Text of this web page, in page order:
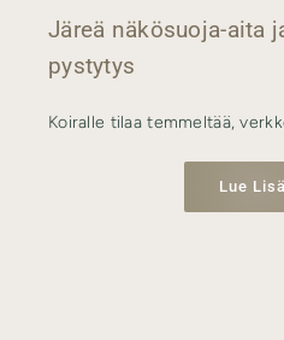
Järeä näkösuoja-aita
pystytys
Koiralle tilaa temmeltää,
Lue